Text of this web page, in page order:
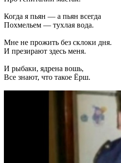
Когда я пьян — а пьян всегда
Похмельем — тухлая вода.
Мне не прожить без склоки дня.
И презирают здесь меня.
И рыбаки, ядрена вошь,
Все знают, что такое Ёрш.